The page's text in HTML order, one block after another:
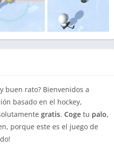
buen rato? Bienvenidos a
basado en el hockey,
gratis. Coge tu palo,
porque este es el juego de